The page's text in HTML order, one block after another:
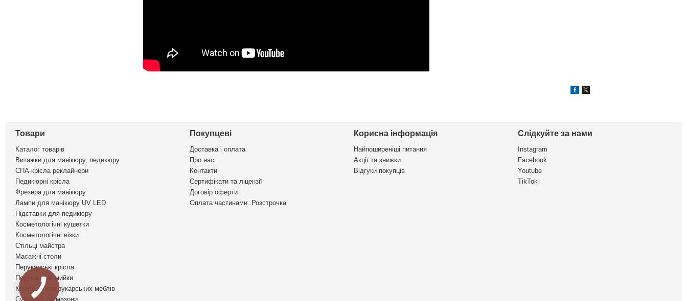
Товари
Каталог товарів
Витяжки для манікюру, педикюру
СПА-крісла реклайнери
Педикюрні крісла
Фрезера для манікюру
Лампи для манікюру UV LED
Підставки для педикюру
Косметологічні кушетки
Косметологічні візки
Стільці майстра
Масажні столи
Перукарські крісла
Перукарські мийки
Комплекти перукарських меблів
Сушуари, клімазони
Покупцеві
Доставка і оплата
Про нас
Контакти
Сертифікати та ліцензії
Договір оферти
Оплата частинами. Розстрочка
Корисна інформація
Найпоширеніші питання
Акції та знижки
Відгуки покупців
Слідкуйте за нами
Instagram
Facebook
Youtube
TikTok